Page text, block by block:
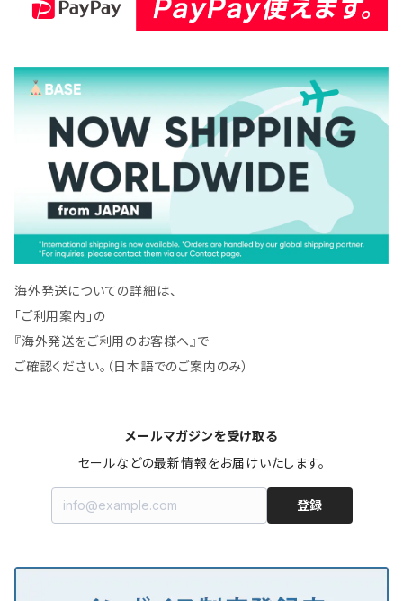
海外発送についての詳細は、
「ご利用案内」の
『海外発送をご利用のお客様へ』で
ご確認ください。（日本語でのご案内のみ）
メールマガジンを受け取る
セールなどの最新情報をお届けいたします。
登録